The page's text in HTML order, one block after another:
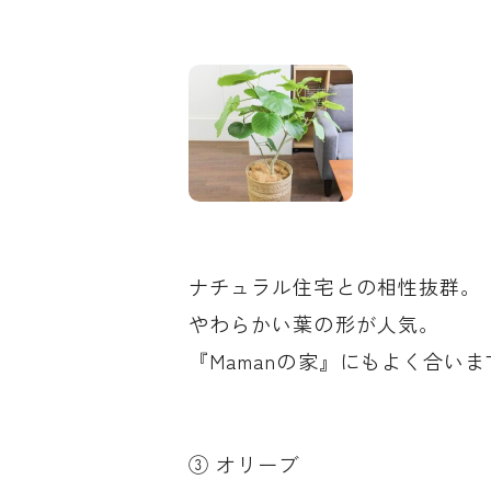
ナチュラル住宅との相性抜群。
やわらかい葉の形が人気。
『Mamanの家』にもよく合い
③ オリーブ